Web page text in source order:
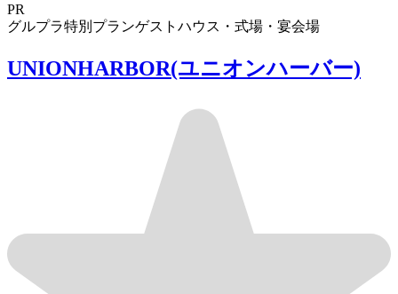
PR
グルプラ特別プランゲストハウス・式場・宴会場
UNIONHARBOR(ユニオンハーバー)